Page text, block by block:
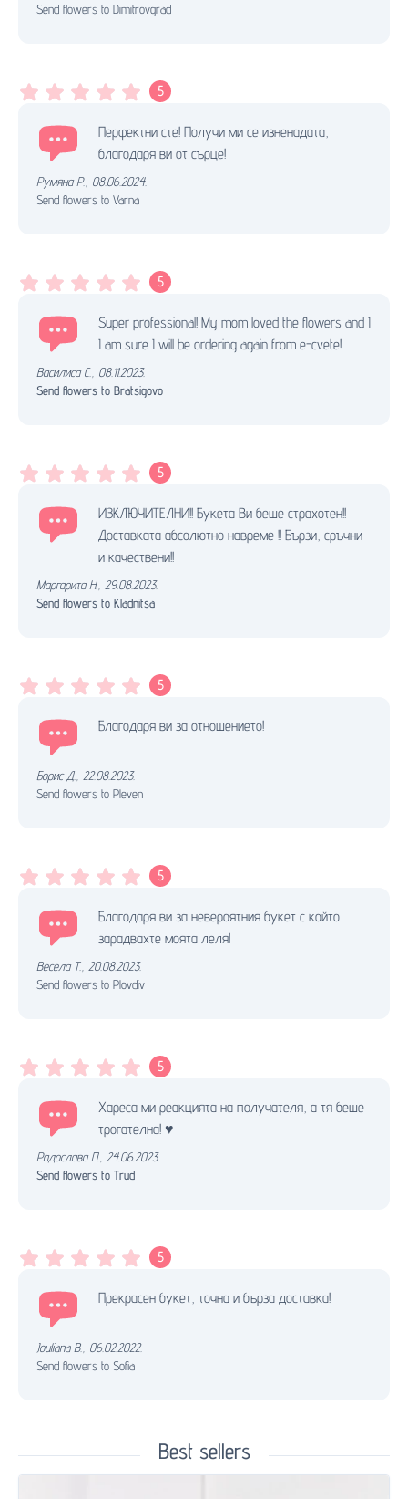
Send flowers to Dimitrovgrad
5
Перфектни сте! Получи ми се изненадата,
благодаря ви от сърце!
Румяна Р. 08.06.2024.
Send flowers to Varna
5
Super professional! My mom loved the flowers and I
I am sure I will be ordering again from e-cvete!
Василиса С. 08.11.2023.
Send flowers to Bratsigovo
5
ИЗКЛЮЧИТЕЛНИ!! Букета Ви беше страхотен!!
Доставката абсолютно навреме !! Бързи, сръчни
и качествени!!
Маргарита Н. 29.08.2023.
Send flowers to Kladnitsa
5
Благодаря ви за отношението!
Борис Д.
22.08.2023.
Send flowers to Pleven
5
Благодаря ви за невероятния букет с който
зарадвахте моята леля!
Весела Т. 20.08.2023.
Send flowers to Plovdiv
5
Хареса ми реакцията на получателя, а тя беше
трогателна! ♥️
Радослава П. 24.06.2023.
Send flowers to Trud
5
Прекрасен букет, точна и бърза доставка!
Jouliana B.
06.02.2022.
Send flowers to Sofia
Best sellers